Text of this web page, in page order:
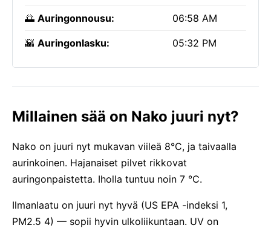
🌅 Auringonnousu: 06:58 AM
🌇 Auringonlasku: 05:32 PM
Millainen sää on Nako juuri nyt?
Nako on juuri nyt mukavan viileä 8°C, ja taivaalla
aurinkoinen. Hajanaiset pilvet rikkovat
auringonpaistetta. Iholla tuntuu noin 7 °C.
Ilmanlaatu on juuri nyt hyvä (US EPA -indeksi 1,
PM2.5 4) — sopii hyvin ulkoliikuntaan. UV on